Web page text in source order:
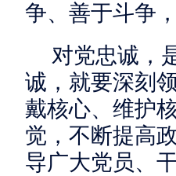
争、善于斗争
对党忠诚，
诚，就要深刻
戴核心、维护
觉，不断提高
导广大党员、